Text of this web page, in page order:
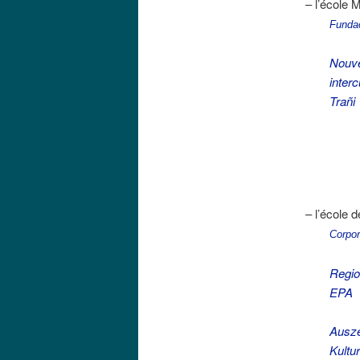
– l’école
Trañi
– l’école
EPA